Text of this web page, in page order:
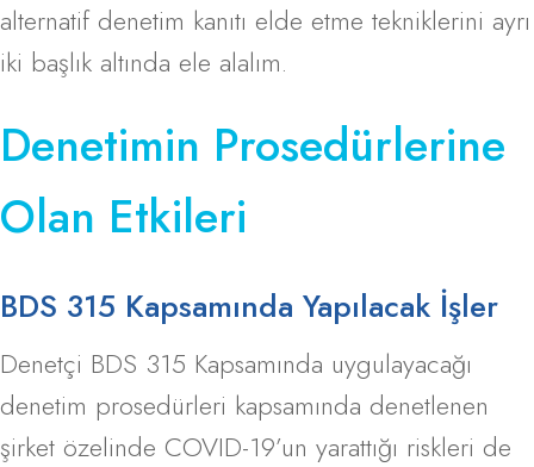
alternatif denetim kanıtı elde etme tekniklerini ayrı
iki başlık altında ele alalım.
Denetimin Prosedürlerine
Olan Etkileri
BDS 315 Kapsamında Yapılacak İşler
Denetçi BDS 315 Kapsamında uygulayacağı
denetim prosedürleri kapsamında denetlenen
şirket özelinde COVID-19’un yarattığı riskleri de